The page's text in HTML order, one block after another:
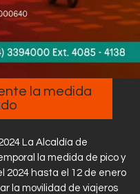
la medida
La Alcaldía de
la medida de pico y
2024 hasta el 12 de enero
la movilidad de viajeros